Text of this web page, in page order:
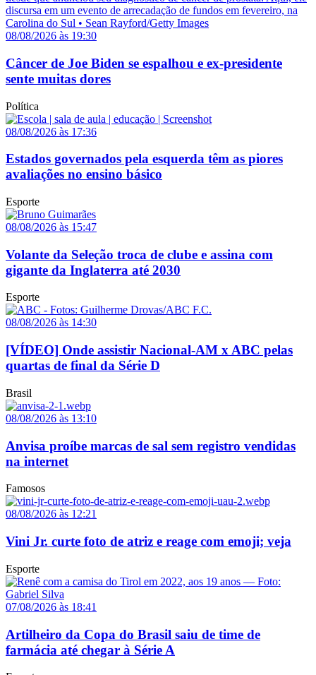
08/08/2026 às 19:30
Câncer de Joe Biden se espalhou e ex-presidente
sente muitas dores
Política
08/08/2026 às 17:36
Estados governados pela esquerda têm as piores
avaliações no ensino básico
Esporte
08/08/2026 às 15:47
Volante da Seleção troca de clube e assina com
gigante da Inglaterra até 2030
Esporte
08/08/2026 às 14:30
[VÍDEO] Onde assistir Nacional-AM x ABC pelas
quartas de final da Série D
Brasil
08/08/2026 às 13:10
Anvisa proíbe marcas de sal sem registro vendidas
na internet
Famosos
08/08/2026 às 12:21
Vini Jr. curte foto de atriz e reage com emoji; veja
Esporte
07/08/2026 às 18:41
Artilheiro da Copa do Brasil saiu de time de
farmácia até chegar à Série A